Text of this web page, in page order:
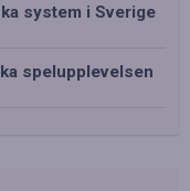
system i Sverige
spelupplevelsen